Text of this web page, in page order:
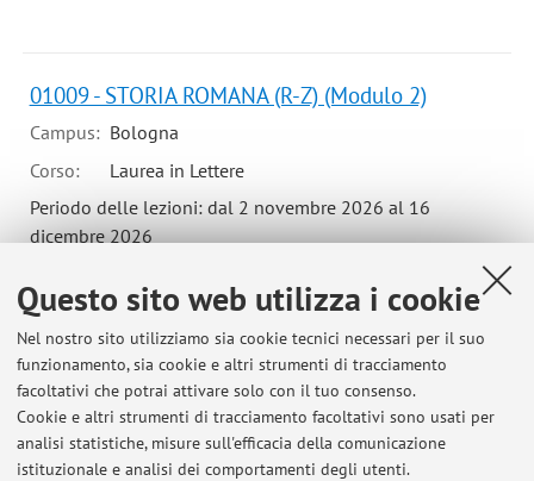
Questo sito web utilizza i cookie
Nel nostro sito utilizziamo sia cookie tecnici necessari per il suo
funzionamento, sia cookie e altri strumenti di tracciamento
facoltativi che potrai attivare solo con il tuo consenso.
Cookie e altri strumenti di tracciamento facoltativi sono usati per
analisi statistiche, misure sull'efficacia della comunicazione
istituzionale e analisi dei comportamenti degli utenti.
01009 - STORIA ROMANA (R-Z) (Modulo 2)
Campus: Bologna
Corso:
Laurea in Lettere
Periodo delle lezioni: dal 2 novembre 2026 al 16
dicembre 2026
Ultimi avvisi
Storia della Tarda antichità LM